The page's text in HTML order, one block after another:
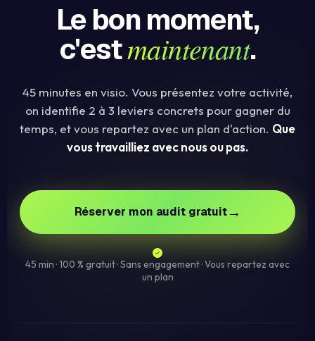
Le bon moment,
c'estmaintenant.
45 minutes en visio. Vous présentez votre activité,
on identifie 2 à 3 leviers concrets pour gagner du
temps, et vous repartez avec un plan d'action. Que
vous travailliez avec nous ou pas.
Réserver mon audit gratuit→
45 min · 100 % gratuit · Sans engagement · Vous repartez avec
un plan